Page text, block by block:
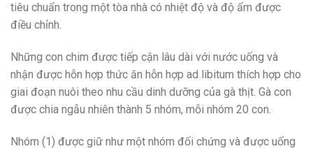
tiêu chuẩn trong một tòa nhà có nhiệt độ và độ ẩm được
điều chỉnh.
Những con chim được tiếp cận lâu dài với nước uống và
nhận được hỗn hợp thức ăn hỗn hợp ad libitum thích hợp cho
giai đoạn nuôi theo nhu cầu dinh dưỡng của gà thịt. Gà con
được chia ngẫu nhiên thành 5 nhóm, mỗi nhóm 20 con.
Nhóm (1) được giữ như một nhóm đối chứng và được uống